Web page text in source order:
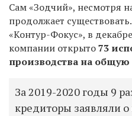
Сам «Зодчий», несмотря
продолжает
«Контур-Фокус», в
компании открыто73
производства на
За 2019-2020 годы 9
кредиторы заявляли